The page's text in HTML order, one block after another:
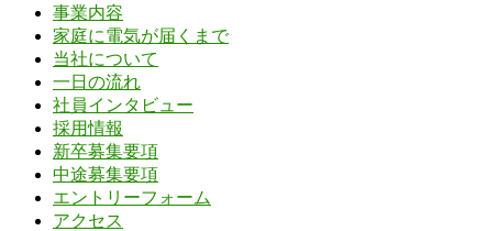
事業内容
家庭に電気が届くまで
当社について
一日の流れ
社員インタビュー
採用情報
新卒募集要項
中途募集要項
エントリーフォーム
アクセス